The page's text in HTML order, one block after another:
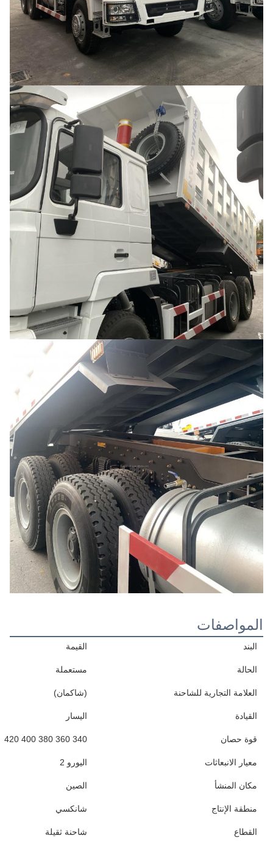
المواصفات
البند القيمة
الحالة مستعملة
العلامة التجارية للشاحنة (شاكمان)
القيادة اليسار
قوة حصان 340 360 380 400 420
معيار الانبعاثات اليورو 2
مكان المنشأ الصين
منطقة الإنتاج شانكسي
القطاع شاحنة ثقيلة